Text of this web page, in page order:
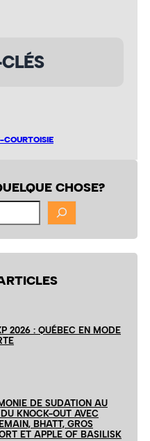
CHOSE?
2026 : QUÉBEC EN MODE
DE SUDATION AU
KNOCK-OUT AVEC
BHATT, GROS
ET APPLE OF BASILISK